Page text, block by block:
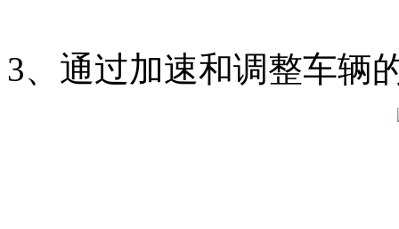
3、通过加速和调整车辆